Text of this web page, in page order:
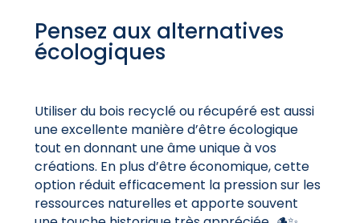
Pensez aux alternatives
écologiques
Utiliser du bois recyclé ou récupéré est aussi
une excellente manière d’être écologique
tout en donnant une âme unique à vos
créations. En plus d’être économique, cette
option réduit efficacement la pression sur les
ressources naturelles et apporte souvent